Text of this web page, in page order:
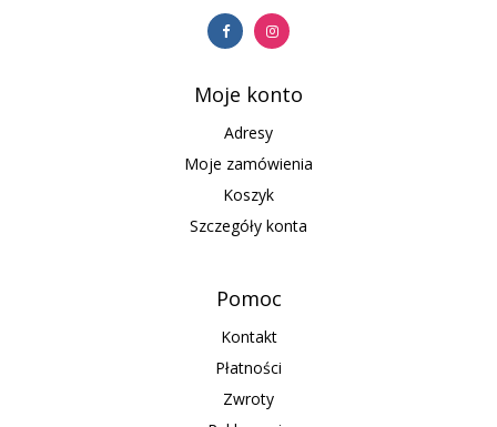
Moje konto
Adresy
Moje zamówienia
Koszyk
Szczegóły konta
Pomoc
Kontakt
Płatności
Zwroty